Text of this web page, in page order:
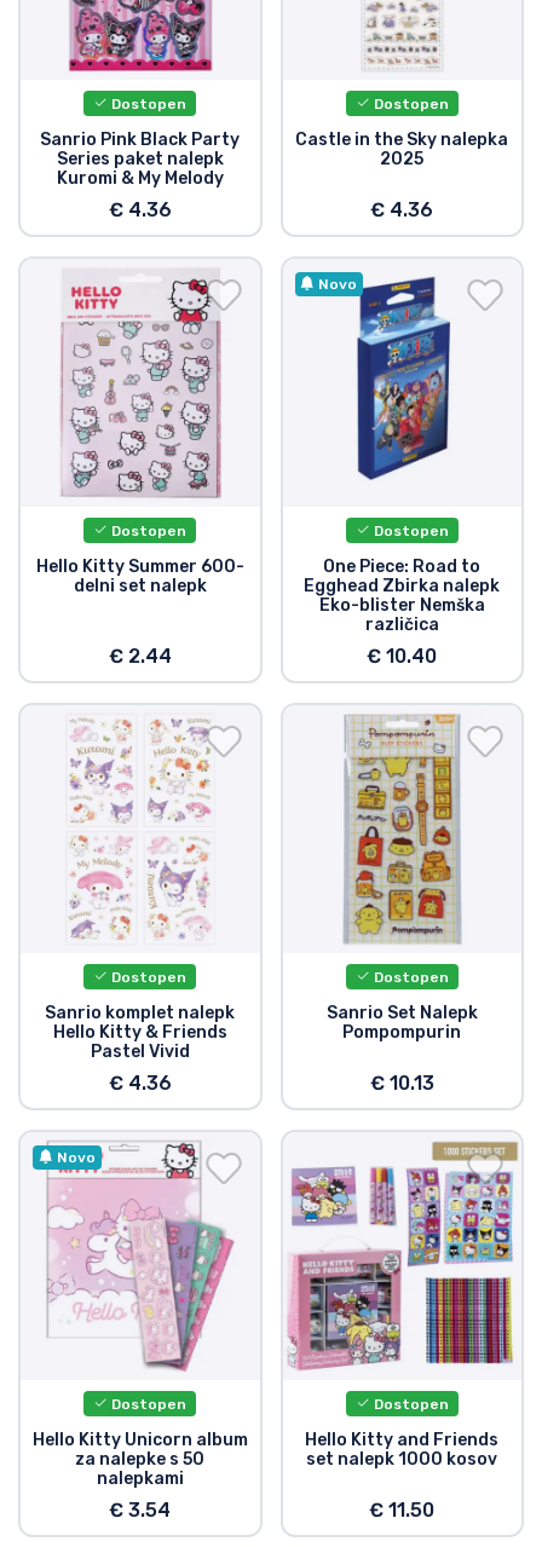
Dostopen
Sanrio Pink Black Party
Series paket nalepk
Kuromi & My Melody
€ 4.36
Dostopen
Castle in the Sky nalepka
2025
€ 4.36
Dostopen
Hello Kitty Summer 600-
delni set nalepk
€ 2.44
Novo
Dostopen
One Piece: Road to
Egghead Zbirka nalepk
Eko-blister Nemška
različica
€ 10.40
Dostopen
Sanrio komplet nalepk
Hello Kitty & Friends
Pastel Vivid
€ 4.36
Dostopen
Sanrio Set Nalepk
Pompompurin
€ 10.13
Novo
Dostopen
Hello Kitty Unicorn album
za nalepke s 50
nalepkami
€ 3.54
Dostopen
Hello Kitty and Friends
set nalepk 1000 kosov
€ 11.50